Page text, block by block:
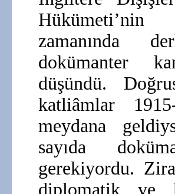
Hükümeti’nin
zamanında
dokümanter
düşündü.
katliâmlar
meydana
sayıda
gerekiyordu.
diplomatik ve